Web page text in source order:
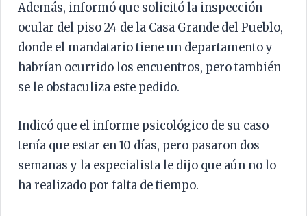
Además, informó que solicitó la inspección
ocular del piso 24 de la Casa Grande del Pueblo,
donde el mandatario tiene un departamento y
habrían ocurrido los encuentros, pero también
se le obstaculiza este pedido.
Indicó que el informe psicológico de su caso
tenía que estar en 10 días, pero pasaron dos
semanas y la especialista le dijo que aún no lo
ha realizado por falta de tiempo.